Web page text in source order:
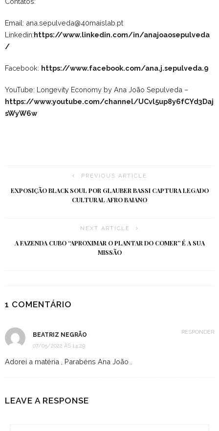
Email: ana.sepulveda@40maislab.pt
Linkedin:https://www.linkedin.com/in/anajoaosepulveda
/
Facebook: https://www.facebook.com/ana.j.sepulveda.9
YouTube: Longevity Economy by Ana João Sepulveda –
https://www.youtube.com/channel/UCvl5up8y6fCYd3Daj
sWyW6w
PREVIOUS ARTICLE
EXPOSIÇÃO BLACK SOUL POR GLAUBER BASSI CAPTURA LEGADO
CULTURAL AFRO BAIANO
NEXT ARTICLE
A FAZENDA CUBO “APROXIMAR O PLANTAR DO COMER” É A SUA
MISSÃO
1 COMENTÁRIO
BEATRIZ NEGRÃO
07/05/2022 ÀS 14:29
Adorei a matéria , Parabéns Ana João .
RESPONDER
LEAVE A RESPONSE